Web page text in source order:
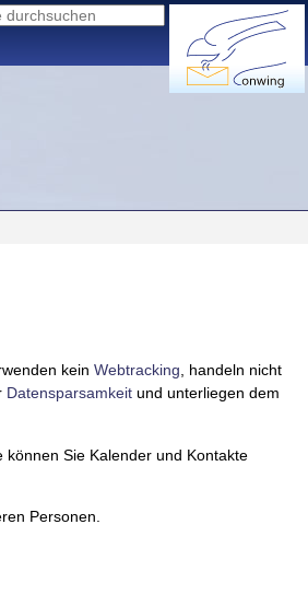
durchsuchen
kein Webtracking , handeln nicht
Datensparsamkeitund unterliegen dem
Sie Kalender und Kontakte
Personen.